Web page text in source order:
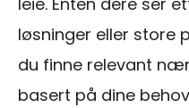
løsninger eller store
du finne relevant
basert på dine